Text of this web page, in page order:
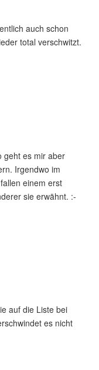
auch schon
total verschwitzt.
geht es mir aber
Irgendwo im
einem erst
sie erwähnt. :-
auf die Liste bei
es nicht